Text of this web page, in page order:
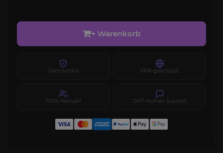
+ Warenkorb
Geld-zurück VPN-geschützt
100% Manuell 24/7 Human Support